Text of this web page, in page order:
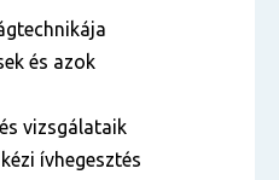
és azok
vizsgálataik
ívhegesztés